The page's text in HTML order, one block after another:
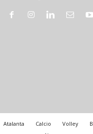
Atalanta Calcio Volley